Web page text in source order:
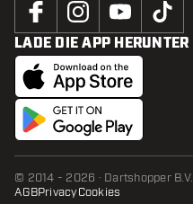
LADE DIE APP HERUNTER
© 2014 - 2026 · Dartshopper B.V.
AGBPrivacyCookies